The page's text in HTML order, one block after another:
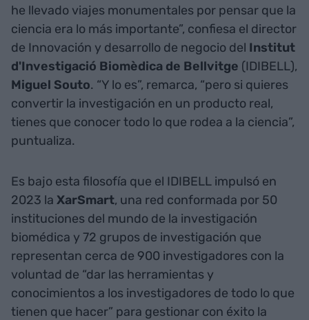
he llevado viajes monumentales por pensar que la
ciencia era lo más importante”, confiesa el director
de Innovación y desarrollo de negocio del Institut
d'Investigació Biomèdica de Bellvitge (IDIBELL),
Miguel Souto. “Y lo es”, remarca, “pero si quieres
convertir la investigación en un producto real,
tienes que conocer todo lo que rodea a la ciencia”,
puntualiza.
Es bajo esta filosofía que el IDIBELL impulsó en
2023 la XarSmart, una red conformada por 50
instituciones del mundo de la investigación
biomédica y 72 grupos de investigación que
representan cerca de 900 investigadores con la
voluntad de “dar las herramientas y
conocimientos a los investigadores de todo lo que
tienen que hacer” para gestionar con éxito la